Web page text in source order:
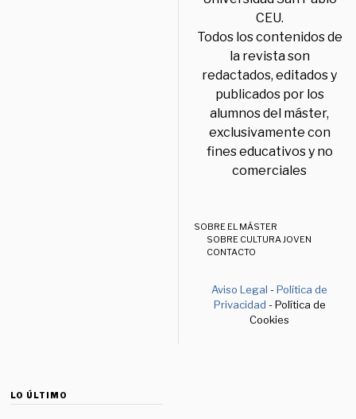
CEU.
Todos los contenidos de
la revista son
redactados, editados y
publicados por los
alumnos del máster,
exclusivamente con
fines educativos y no
comerciales
SOBRE EL MÁSTER
SOBRE CULTURA JOVEN
CONTACTO
Aviso Legal -Política de
Privacidad - Política de
Cookies
LO ÚLTIMO